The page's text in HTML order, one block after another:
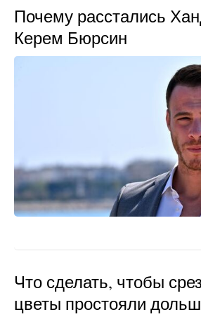
Почему расстались
Керем Бюрсин
Что сделать, чтобы
цветы простояли